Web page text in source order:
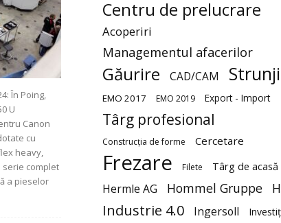
În Poing,
U
Canon
cu
heavy,
complet
a pieselor
Centru de prelucrare
Acoperiri
Managementul afacerilor
Găurire CAD/CAM
EMO 2017 EMO 2019 Export - Import
Târg profesional
Construcția de forme Cercetare
Frezare Filete Târg de acasă
Hermle AG Hommel Gruppe
Industrie 4.0 Ingersoll